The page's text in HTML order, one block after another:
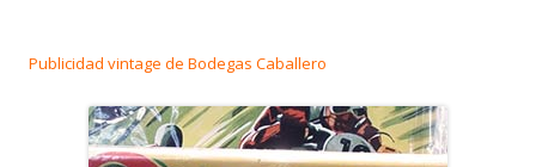
Publicidad vintage de Bodegas Caballero